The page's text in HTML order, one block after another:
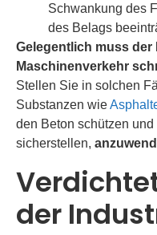
Schwankung des
des Belags
Gelegentlich muss der
Maschinenverkehr
Stellen Sie in solchen
Substanzen wie
den Beton schützen
sicherstellen,
der